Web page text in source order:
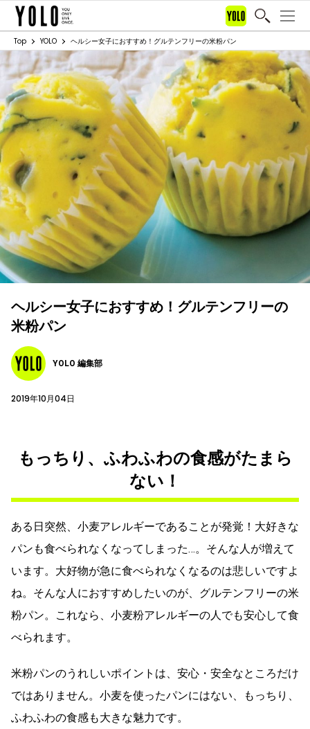
Top YOLO ヘルシー女子におすすめ！グルテンフリーの米粉パン
ヘルシー女子におすすめ！グルテンフリーの
米粉パン
YOLO 編集部
2019年10月04日
もっちり、ふわふわの食感がたまら
ない！
ある日突然、小麦アレルギーであることが発覚！大好きな
パンも食べられなくなってしまった…。そんな人が増えて
います。大好物が急に食べられなくなるのは悲しいですよ
ね。そんな人におすすめしたいのが、グルテンフリーの米
粉パン。これなら、小麦粉アレルギーの人でも安心して食
べられます。
米粉パンのうれしいポイントは、安心・安全なところだけ
ではありません。小麦を使ったパンにはない、もっちり、
ふわふわの食感も大きな魅力です。